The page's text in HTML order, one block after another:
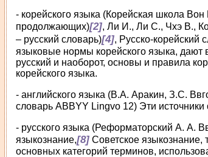
- корейского языка (Корейская школа
продолжающих)[2], Ли И., Ли С., Чхэ В.,
– русский словарь)[4], Русско-корейский
языковые нормы корейского языка, дают
русский и наоборот, основы и правила
корейского языка.
- английского языка (В.А. Аракин, З.С.
словарь ABBYY Lingvo 12) Эти
- русского языка (Реформаторский А. А.
языкознание,[8] Советское языкознание,
основных категорий терминов,